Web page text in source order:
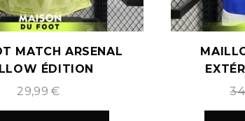
MATCH ARSENAL
ÉDITION
29,99€